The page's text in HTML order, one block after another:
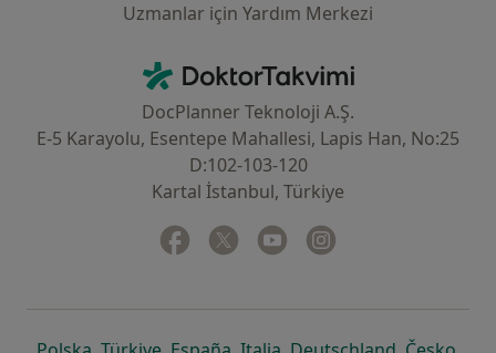
Uzmanlar için Yardım Merkezi
DoktorTakvimi - Ana Sayfa
DocPlanner Teknoloji A.Ş.
E-5 Karayolu, Esentepe Mahallesi, Lapis Han, No:25
D:102-103-120
Kartal İstanbul, Türkiye
Facebook
yeni bir sekmede açılır
Twitter
yeni bir sekmede açılır
Youtube
yeni bir sekmede açılır